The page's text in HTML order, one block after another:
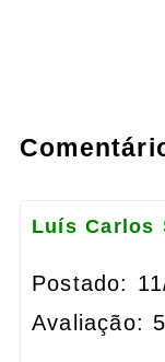
Luís Carlos
Postado:
Avaliação: